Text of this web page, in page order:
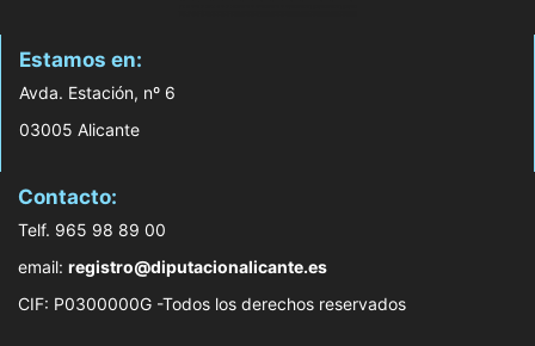
Estamos en:
Avda. Estación, nº 6
03005 Alicante
Contacto:
Telf. 965 98 89 00
email: registro@diputacionalicante.es
CIF: P0300000G -Todos los derechos reservados